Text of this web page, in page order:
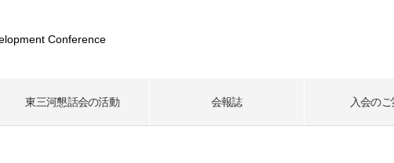
Conference
東三河懇話会の活動 会報誌 入会の